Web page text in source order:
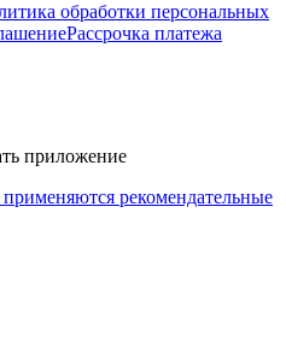
обработки персональных
Рассрочка платежа
приложение
рекомендательные